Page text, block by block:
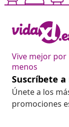
Vive mejor por
menos
Suscríbete
Únete a los
promociones